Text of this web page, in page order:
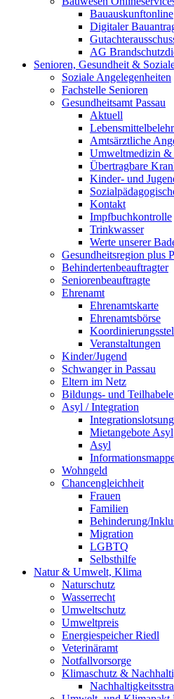
Bauauskunftonline
Digitaler
AG
Senioren, Gesundheit &
Soziale Angelegenheiten
Fachstelle Senioren
Gesundheitsamt Passau
Aktuell
Amtsärztliche
Umweltmedizin
Übertragbare
Kinder- und
Kontakt
Impfbuchkontrolle
Trinkwasser
Werte unserer
Gesundheitsregion plus
Behindertenbeauftragter
Seniorenbeauftragte
Ehrenamt
Ehrenamtskarte
Ehrenamtsbörse
Veranstaltungen
Kinder/Jugend
Schwanger in Passau
Eltern im Netz
Bildungs- und
Asyl / Integration
Mietangebote Asyl
Asyl
Wohngeld
Chancengleichheit
Frauen
Familien
Behinderung/
Migration
LGBTQ
Selbsthilfe
Natur & Umwelt, Klima
Naturschutz
Wasserrecht
Umweltschutz
Umweltpreis
Energiespeicher Riedl
Veterinäramt
Notfallvorsorge
Klimaschutz &